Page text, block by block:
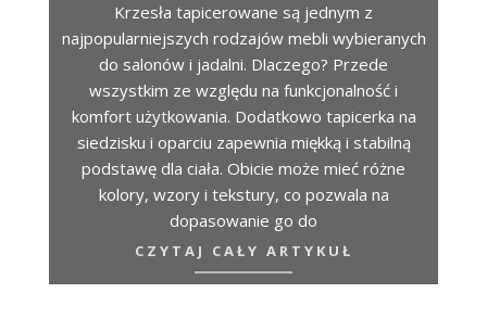
Krzesła tapicerowane są jednym z
najpopularniejszych rodzajów mebli wybieranych
do salonów i jadalni. Dlaczego? Przede
wszystkim ze względu na funkcjonalność i
komfort użytkowania. Dodatkowo tapicerka na
siedzisku i oparciu zapewnia miękką i stabilną
podstawę dla ciała. Obicie może mieć różne
kolory, wzory i tekstury, co pozwala na
dopasowanie go do
CZYTAJ CAŁY ARTYKUŁ